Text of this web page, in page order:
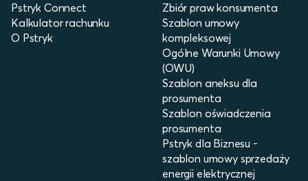
Pstryk Connect
Kalkulator rachunku
O Pstryk
Zbiór praw konsumenta
Szablon umowy
kompleksowej
Ogólne Warunki Umowy
(OWU)
Szablon aneksu dla
prosumenta
Szablon oświadczenia
prosumenta
Pstryk dla Biznesu -
szablon umowy sprzedaży
energii elektrycznej